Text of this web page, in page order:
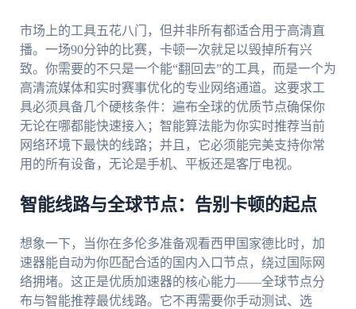
市场上的工具五花八门，但并非所有都适合用于高清直
播。一场90分钟的比赛，卡顿一次就足以毁掉所有兴
致。你需要的不只是一个能“翻回去”的工具，而是一个为
高清流媒体和实时赛事优化的专业网络通道。这要求工
具必须具备几个硬核条件：遍布全球的优质节点确保你
无论在哪都能快速接入；智能算法能为你实时推荐当前
网络环境下最快的线路；并且，它必须能完美支持你常
用的所有设备，无论是手机、平板还是客厅电视。
智能线路与全球节点：告别卡顿的起点
想象一下，当你在多伦多准备观看西甲国家德比时，加
速器能自动为你匹配合适的国内入口节点，绕过国际网
络拥堵。这正是优质加速器的核心能力——全球节点分
布与智能推荐最优线路。它不再需要你手动测试、选